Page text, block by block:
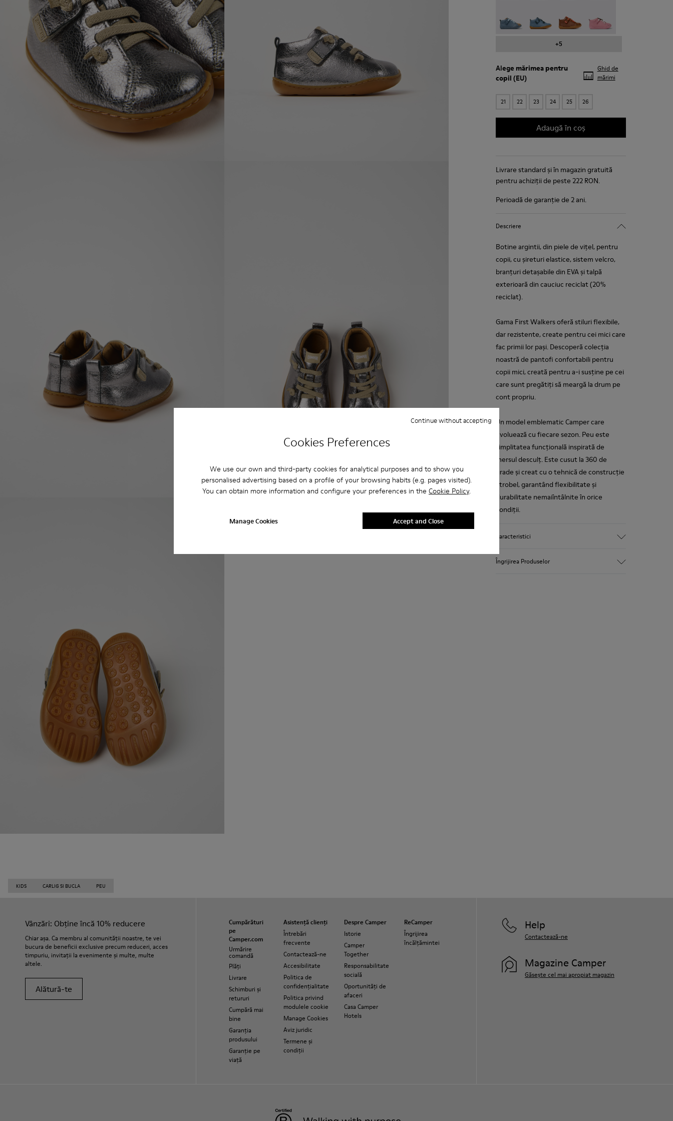
Cookies Preferences
We use our own and third-party cookies for analytical purposes and to show you
personalised advertising based on a profile of your browsing habits (e.g. pages visited).
You can obtain more information and configure your preferences in the Cookie Policy.
Manage Cookies
Continue without accepting
Accept and Close
+5
Alege mărimea pentru
copil (EU)
Ghid de
mărimi
21 22 23 24 25 26
Adaugă în coș
Livrare standard și în magazin gratuită
pentru achiziții de peste 222 RON.
Perioadă de garanție de 2 ani.
Descriere
Botine argintii, din piele de vițel, pentru
copii, cu șireturi elastice, sistem velcro,
branțuri detașabile din EVA și talpă
exterioară din cauciuc reciclat (20%
reciclat).
Gama First Walkers oferă stiluri flexibile,
dar rezistente, create pentru cei mici care
fac primii lor pași. Descoperă colecția
noastră de pantofi confortabili pentru
copii mici, creată pentru a-i susține pe cei
care sunt pregătiți să meargă la drum pe
cont propriu.
Un model emblematic Camper care
evoluează cu fiecare sezon. Peu este
simplitatea funcțională inspirată de
mersul desculț. Este cusut la 360 de
grade și creat cu o tehnică de construcție
Strobel, garantând flexibilitate și
durabilitate nemaiîntâlnite în orice
condiții.
Caracteristici
Parte superioară
Piele de vițel
Îngrijirea Produselor
KIDS CARLIG SI BUCLA PEU
Vânzări: Obține încă 10% reducere
Chiar așa. Ca membru al comunității noastre, te vei
bucura de beneficii exclusive precum reduceri, acces
timpuriu, invitații la evenimente și multe, multe
altele.
Alătură-te
Cumpărături
pe
Camper.com
Urmărire
comandă
Plăți
Livrare
Schimburi și
retururi
Cumpără mai
bine
Garanția
produsului
Garanție pe
viață
Asistență clienți
Întrebări
frecvente
Contactează-ne
Accesibilitate
Politica de
confidențialitate
Politica privind
modulele cookie
Manage Cookies
Aviz juridic
Termene și
condiții
Despre Camper
Istorie
Camper
Together
Responsabilitate
socială
Oportunități de
afaceri
Casa Camper
Hotels
ReCamper
Îngrijirea
încălțămintei
Help
Contactează-ne
Magazine Camper
Găsește cel mai apropiat magazin